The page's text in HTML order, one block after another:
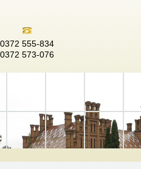
0372 555-834
0372 573-076